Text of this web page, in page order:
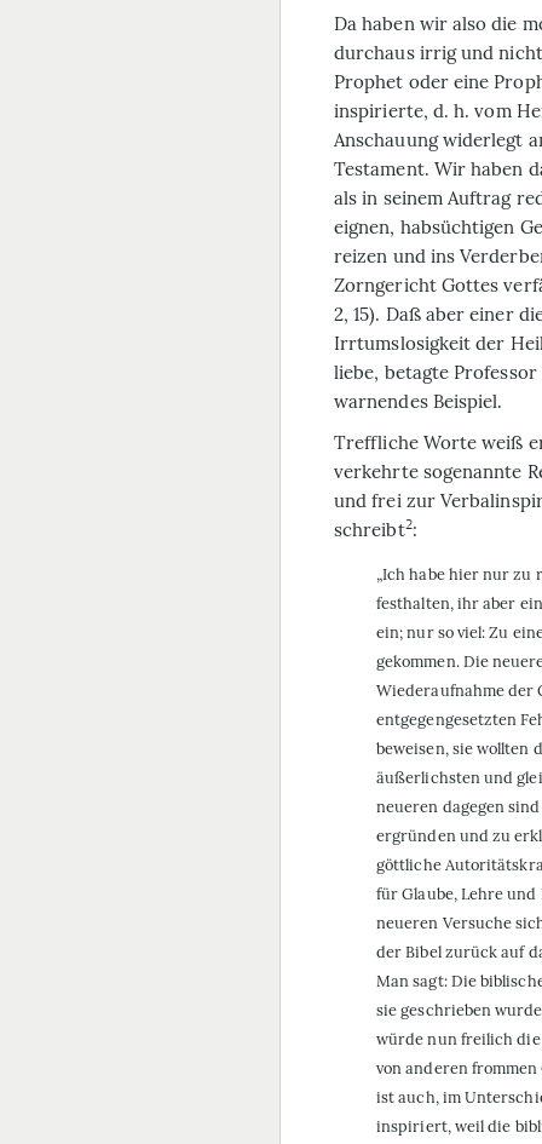
Da haben wir also die
durchaus irrig und
Prophet oder eine
inspirierte, d. h. vom
Anschauung widerlegt
Testament. Wir haben
als in seinem Auftrag
eignen, habsüchtigen
reizen und ins
Zorngericht Gottes
2, 15). Daß aber einer
Irrtumslosigkeit der
liebe, betagte
warnendes Beispiel.
Treffliche Worte weiß
verkehrte sogenannte
und frei zur
schreibt2:
„Ich habe hier nur zu
festhalten, ihr aber
ein; nur so viel: Zu
gekommen. Die
Wiederaufnahme der
entgegengesetzten
beweisen, sie wollten
äußerlichsten und
neueren dagegen
ergründen und zu
göttliche
für Glaube, Lehre
neueren Versuche
der Bibel zurück auf
Man sagt: Die
sie geschrieben
würde nun freilich die
von anderen
ist auch, im
inspiriert, weil die